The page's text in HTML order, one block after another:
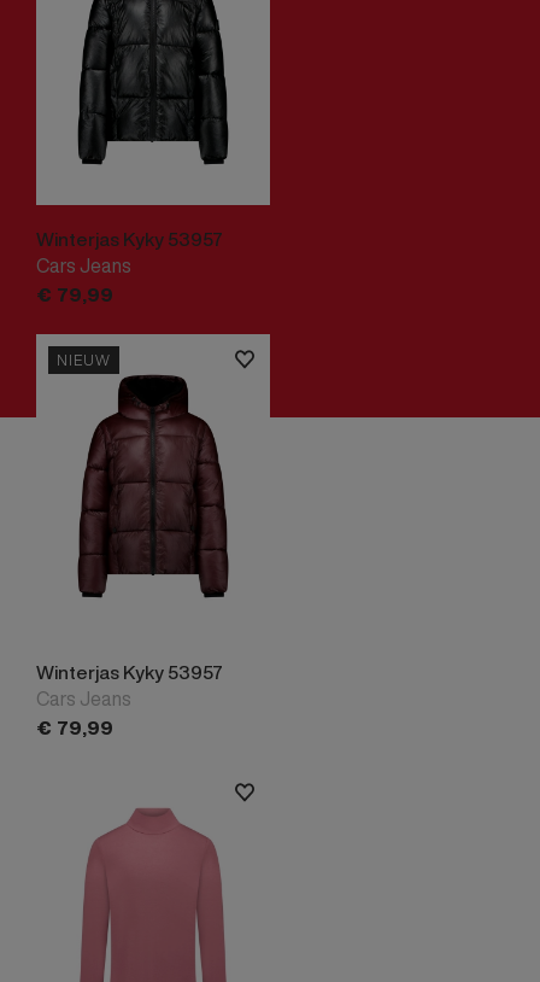
Winterjas Kyky 53957
Cars Jeans
€ 79,99
NIEUW
Winterjas Kyky 53957
Cars Jeans
€ 79,99